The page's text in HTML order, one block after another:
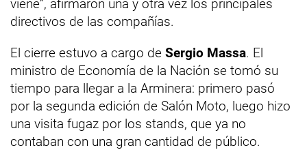
viene”, afirmaron una y otra vez los principales
directivos de las compañías.
El cierre estuvo a cargo de Sergio Massa. El
ministro de Economía de la Nación se tomó su
tiempo para llegar a la Arminera: primero pasó
por la segunda edición de Salón Moto, luego hizo
una visita fugaz por los stands, que ya no
contaban con una gran cantidad de público.